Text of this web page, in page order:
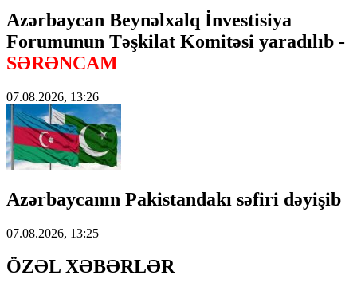
Azərbaycan Beynəlxalq İnvestisiya
Forumunun Təşkilat Komitəsi yaradılıb -
SƏRƏNCAM
07.08.2026, 13:26
Azərbaycanın Pakistandakı səfiri dəyişib
07.08.2026, 13:25
ÖZƏL XƏBƏRLƏR